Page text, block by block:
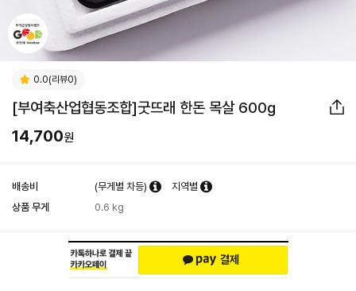
0.0(리뷰0)
[부여축산업협동조합]굿뜨래 한돈 목살 600g
14,700원
배송비 (무게별 차등)
지역별
상품 무게
0.6 kg